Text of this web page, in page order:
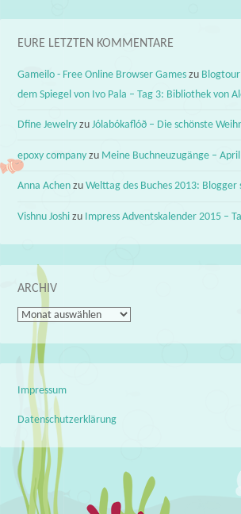
EURE LETZTEN KOMMENTARE
Gameilo - Free Online Browser Games zu
dem Spiegel von Ivo Pala – Tag 3: Bibliothek von
Dfine Jewelry zuJólabókaflóð – Die schönste
epoxy company zu Meine Buchneuzugänge –
Anna Achen zuWelttag des Buches 2013: Blogger
Vishnu Joshi zu Impress Adventskalender 2015 –
ARCHIV
Archiv
Impressum
Datenschutzerklärung